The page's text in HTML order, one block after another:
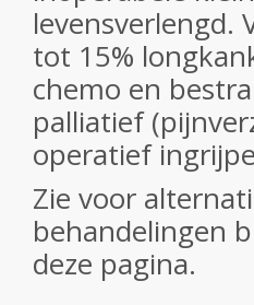
levensverlengd.
tot 15%
chemo en
palliatief
operatief
Zie voor
behandelingen
deze pagina.